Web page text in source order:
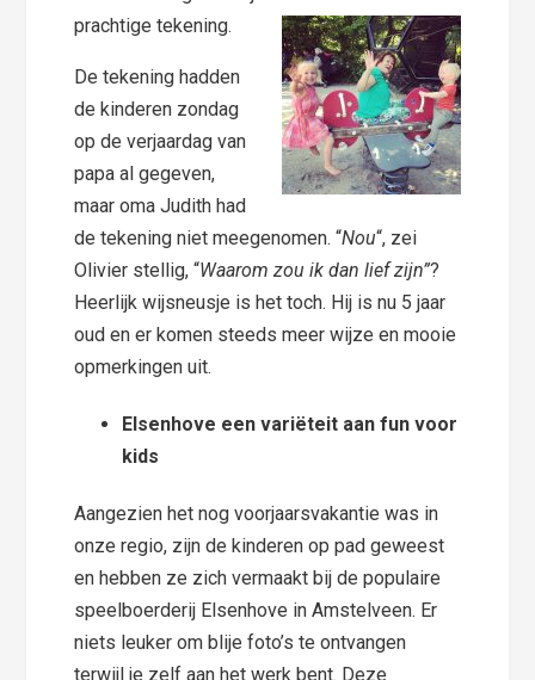
prachtige tekening.
De tekening hadden
de kinderen zondag
op de verjaardag van
papa al gegeven,
maar oma Judith had
de tekening niet meegenomen. “Nou“, zei
Olivier stellig, “Waarom zou ik dan lief zijn”?
Heerlijk wijsneusje is het toch. Hij is nu 5 jaar
oud en er komen steeds meer wijze en mooie
opmerkingen uit.
Elsenhove een variëteit aan fun voor
kids
Aangezien het nog voorjaarsvakantie was in
onze regio, zijn de kinderen op pad geweest
en hebben ze zich vermaakt bij de populaire
speelboerderij Elsenhove in Amstelveen. Er
niets leuker om blije foto’s te ontvangen
terwijl je zelf aan het werk bent. Deze